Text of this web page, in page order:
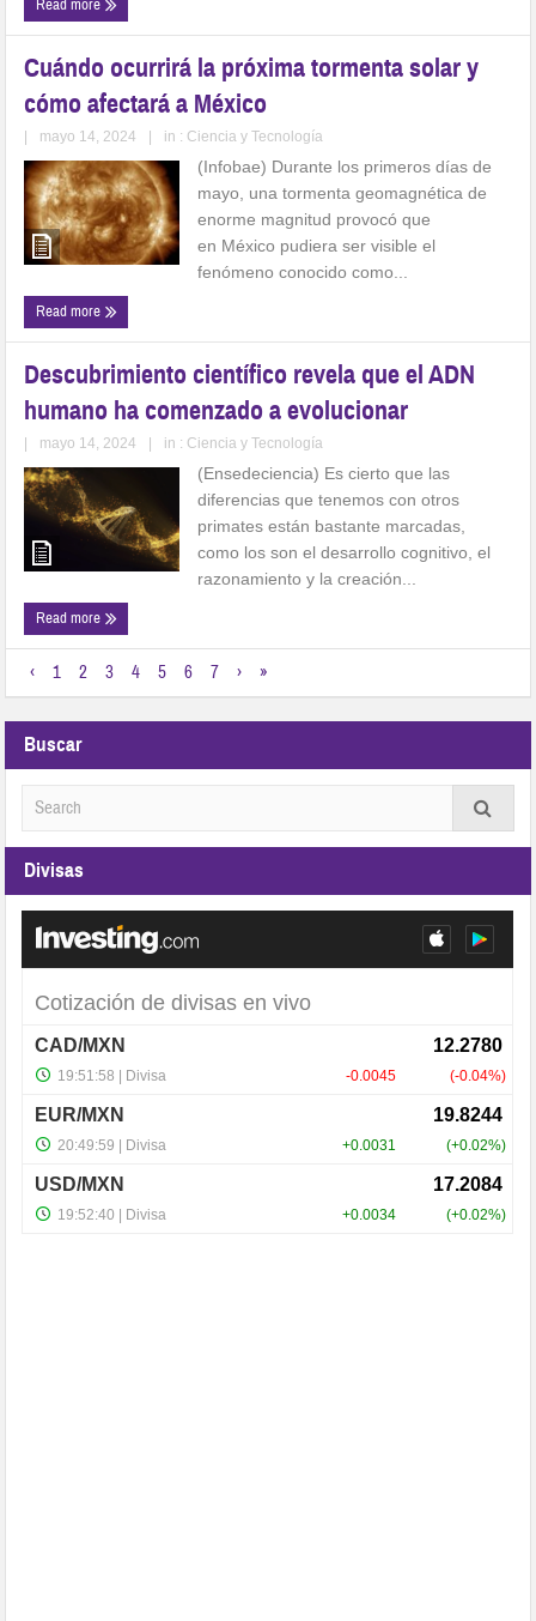
Read more
Cuándo ocurrirá la próxima tormenta solar y
cómo afectará a México
mayo 14, 2024 in : Ciencia y Tecnología
(Infobae) Durante los primeros días de
mayo, una tormenta geomagnética de
enorme magnitud provocó que
en México pudiera ser visible el
fenómeno conocido como...
Read more
Descubrimiento científico revela que el ADN
humano ha comenzado a evolucionar
mayo 14, 2024 in : Ciencia y Tecnología
(Ensedeciencia) Es cierto que las
diferencias que tenemos con otros
primates están bastante marcadas,
como los son el desarrollo cognitivo, el
razonamiento y la creación...
Read more
‹ 1 2 3 4 5 6 7 › »
Buscar
Divisas